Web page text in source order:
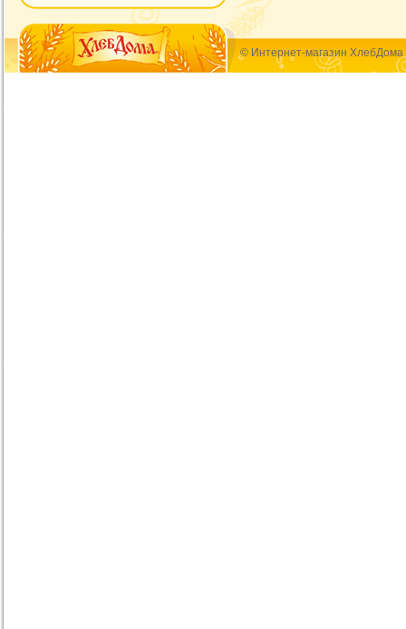
© Интернет-магазин ХлебДома